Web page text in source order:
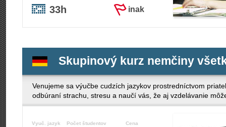
33h inak
Skupinový kurz nemčiny
Venujeme sa výučbe cudzích jazykov prostredníctvom
odbúraní strachu, stresu a naučí vás, že aj vzdelávanie
Vyuč. jazyk Počet študentov Cena